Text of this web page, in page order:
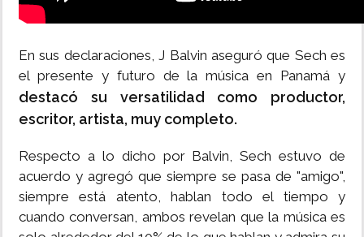
En sus declaraciones, J Balvin aseguró que Sech es
el presente y futuro de la música en Panamá y
destacó su versatilidad como productor,
escritor, artista, muy completo.
Respecto a lo dicho por Balvin, Sech estuvo de
acuerdo y agregó que siempre se pasa de "amigo",
siempre está atento, hablan todo el tiempo y
cuando conversan, ambos revelan que la música es